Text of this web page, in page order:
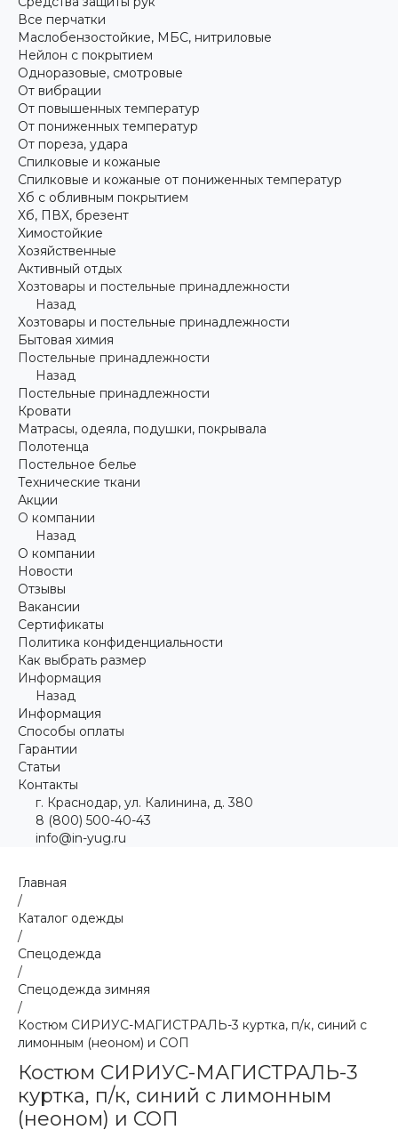
Все перчатки
Маслобензостойкие, МБС, нитриловые
Нейлон с покрытием
Одноразовые, смотровые
От вибрации
От повышенных температур
От пониженных температур
От пореза, удара
Спилковые и кожаные
Спилковые и кожаные от пониженных температур
Хб с обливным покрытием
Хб, ПВХ, брезент
Химостойкие
Хозяйственные
Активный отдых
Хозтовары и постельные принадлежности
Назад
Хозтовары и постельные принадлежности
Бытовая химия
Постельные принадлежности
Назад
Постельные принадлежности
Кровати
Матрасы, одеяла, подушки, покрывала
Полотенца
Постельное белье
Технические ткани
Акции
О компании
Назад
О компании
Новости
Отзывы
Вакансии
Сертификаты
Политика конфиденциальности
Как выбрать размер
Информация
Назад
Информация
Способы оплаты
Гарантии
Статьи
Контакты
г. Краснодар, ул. Калинина, д. 380
8 (800) 500-40-43
info@in-yug.ru
Главная
/
Каталог одежды
/
Спецодежда
/
Спецодежда зимняя
/
Костюм СИРИУС-МАГИСТРАЛЬ-3 куртка, п/к, синий с
лимонным (неоном) и СОП
Костюм СИРИУС-МАГИСТРАЛЬ-3
куртка, п/к, синий с лимонным
(неоном) и СОП